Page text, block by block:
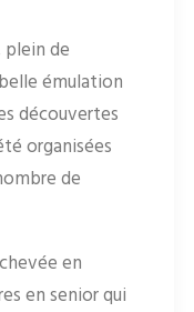
de
émulation
découvertes
organisées
de
en
en senior qui